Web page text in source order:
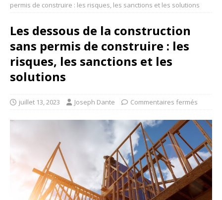
permis de construire : les risques, les sanctions et les solutions
Les dessous de la construction
sans permis de construire : les
risques, les sanctions et les
solutions
juillet 13, 2023 Joseph Dante Commentaires fermés